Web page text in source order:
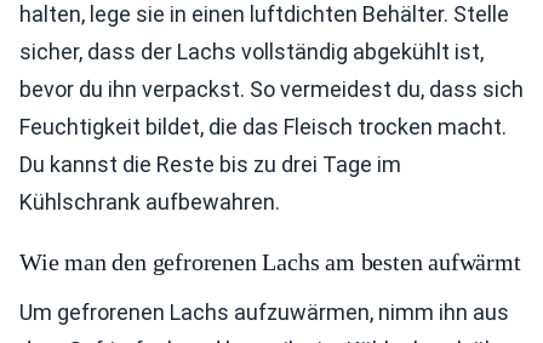
halten, lege sie in einen luftdichten Behälter. Stelle
sicher, dass der Lachs vollständig abgekühlt ist,
bevor du ihn verpackst. So vermeidest du, dass sich
Feuchtigkeit bildet, die das Fleisch trocken macht.
Du kannst die Reste bis zu drei Tage im
Kühlschrank aufbewahren.
Wie man den gefrorenen Lachs am besten aufwärmt
Um gefrorenen Lachs aufzuwärmen, nimm ihn aus